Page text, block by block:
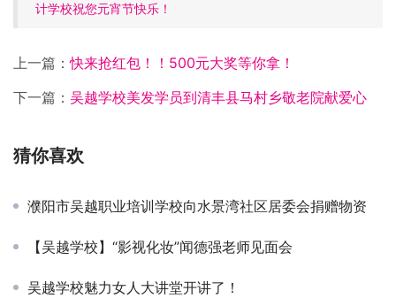
计学校祝您元宵节快乐！
上一篇：快来抢红包！！500元大奖等你拿！
下一篇： 吴越学校美发学员到清丰县马村乡敬老院献爱心
猜你喜欢
濮阳市吴越职业培训学校向水景湾社区居委会捐赠物资
【吴越学校】“影视化妆”闻德强老师见面会
吴越学校魅力女人大讲堂开讲了！